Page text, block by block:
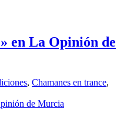
en La Opinión de
, Chamanes en trance,